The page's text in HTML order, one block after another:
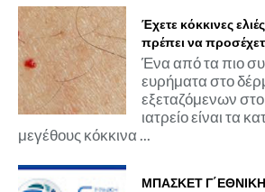
Έχετε κόκκινες
πρέπει να
Ένα από τα πιο
ευρήματα στο
εξεταζόμενων
ιατρείο είναι τα
μεγέθους κόκκινα ...
ΜΠΑΣΚΕΤ